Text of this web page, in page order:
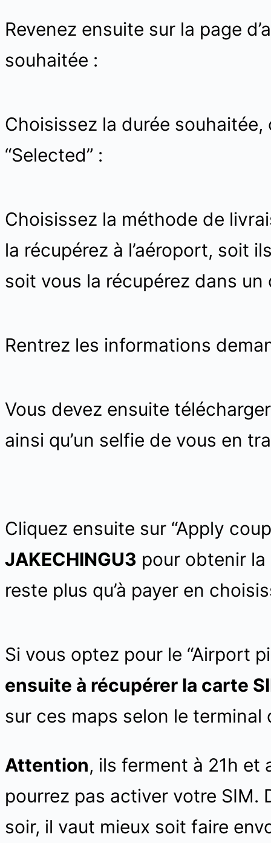
Revenez ensuite sur la page
souhaitée :
Choisissez la durée souhaitée,
“Selected” :
Choisissez la méthode de
la récupérez à l’aéroport, soit
soit vous la récupérez dans un
Rentrez les informations
Vous devez ensuite
ainsi qu’un selfie de vous en
Cliquez ensuite sur “Apply
JAKECHINGU3 pour obtenir
reste plus qu’à payer en
Si vous optez pour le “Airport
ensuite à récupérer la carte
sur ces maps selon le terminal
Attention, ils ferment à 21h et
pourrez pas activer votre
soir, il vaut mieux soit faire